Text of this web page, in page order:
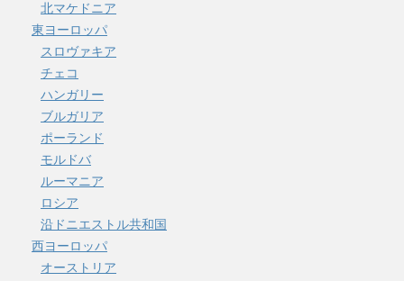
北マケドニア
東ヨーロッパ
スロヴァキア
チェコ
ハンガリー
ブルガリア
ポーランド
モルドバ
ルーマニア
ロシア
沿ドニエストル共和国
西ヨーロッパ
オーストリア